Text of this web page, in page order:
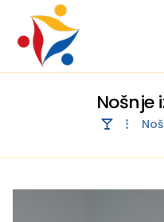
Nošnje